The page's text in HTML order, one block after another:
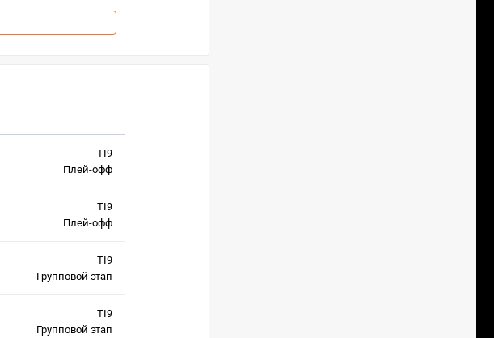
TI9
Плей-офф
TI9
Плей-офф
TI9
Групповой этап
TI9
Групповой этап